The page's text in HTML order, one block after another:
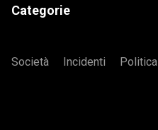
Categorie
Società Incidenti Politica